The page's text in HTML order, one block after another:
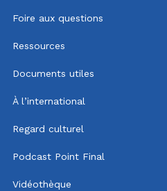
Foire aux questions
Ressources
Documents utiles
À l’international
Regard culturel
Podcast Point Final
Vidéothèque